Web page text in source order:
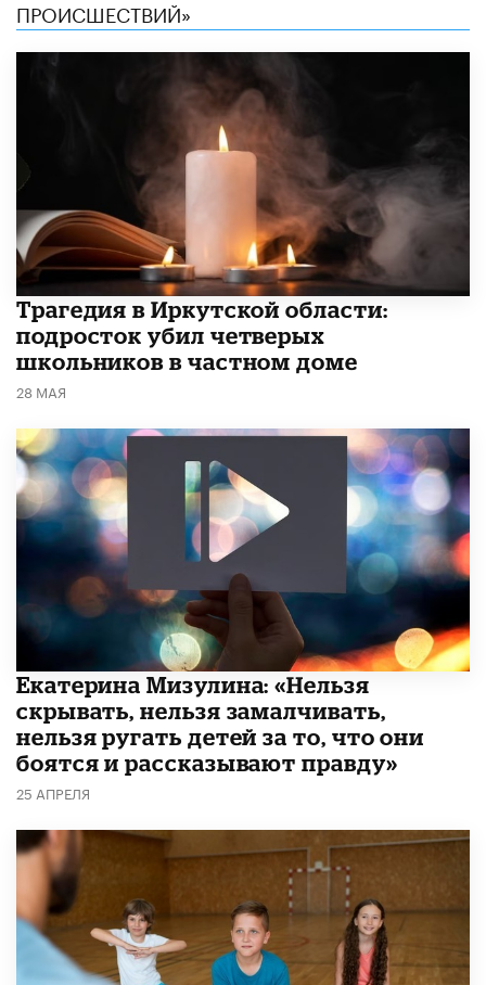
ПРОИСШЕСТВИЙ»
Трагедия в Иркутской области:
подросток убил четверых
школьников в частном доме
28 МАЯ
Екатерина Мизулина: «Нельзя
скрывать, нельзя замалчивать,
нельзя ругать детей за то, что они
боятся и рассказывают правду»
25 АПРЕЛЯ